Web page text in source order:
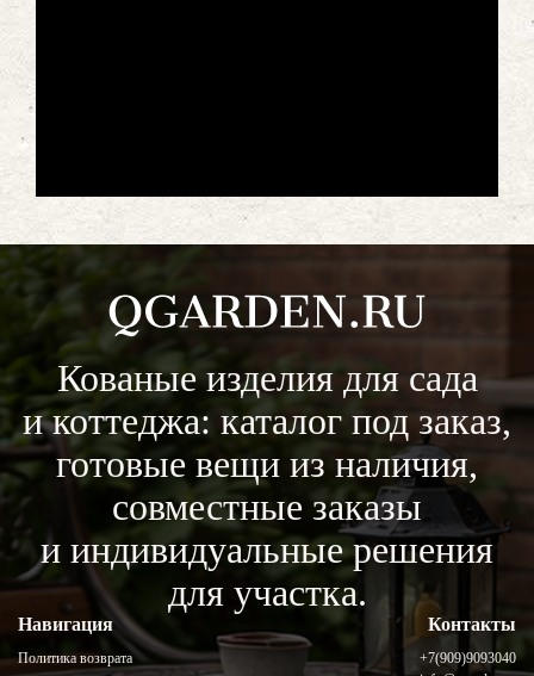
Кованые изделия для сада
и коттеджа: каталог под заказ,
готовые вещи из наличия,
совместные заказы
и индивидуальные решения
для участка.
Навигация
Политика возврата
Контакты
+7(909)9093040